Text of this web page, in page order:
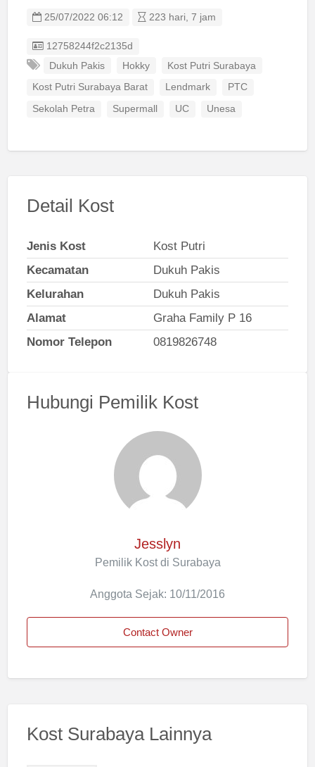
25/07/2022 06:12 223 hari, 7 jam
Listing ID
12758244f2c2135d
Dukuh Pakis
Hokky Kost Putri Surabaya
Kost Putri Surabaya Barat Lendmark PTC
Sekolah Petra Supermall UC Unesa
Detail Kost
Jenis Kost
Kost Putri
Kecamatan
Dukuh Pakis
Kelurahan
Dukuh Pakis
Alamat
Graha Family P 16
Nomor Telepon
0819826748
Hubungi Pemilik Kost
Jesslyn
Pemilik Kost di Surabaya
Anggota Sejak: 10/11/2016
Contact Owner
Kost Surabaya Lainnya